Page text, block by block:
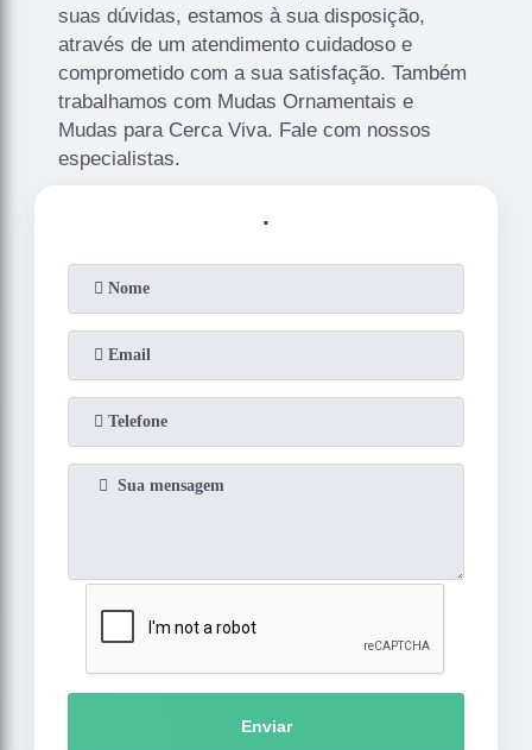
suas dúvidas, estamos à sua disposição,
através de um atendimento cuidadoso e
comprometido com a sua satisfação. Também
trabalhamos com Mudas Ornamentais e
Mudas para Cerca Viva. Fale com nossos
especialistas.
.
Enviar